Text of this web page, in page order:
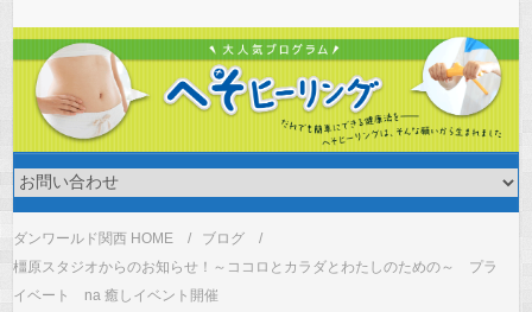
ダンワールド関西 HOME
ブログ
橿原スタジオからのお知らせ！～ココロとカラダとわたしのための～ プラ
イベート na 癒しイベント開催